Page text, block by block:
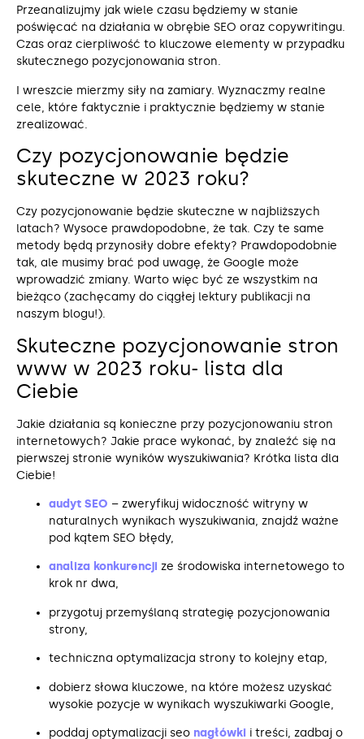
Przeanalizujmy jak wiele czasu będziemy w stanie
poświęcać na działania w obrębie SEO oraz copywritingu.
Czas oraz cierpliwość to kluczowe elementy w przypadku
skutecznego pozycjonowania stron.
I wreszcie mierzmy siły na zamiary. Wyznaczmy realne
cele, które faktycznie i praktycznie będziemy w stanie
zrealizować.
Czy pozycjonowanie będzie
skuteczne w 2023 roku?
Czy pozycjonowanie będzie skuteczne w najbliższych
latach? Wysoce prawdopodobne, że tak. Czy te same
metody będą przynosiły dobre efekty? Prawdopodobnie
tak, ale musimy brać pod uwagę, że Google może
wprowadzić zmiany. Warto więc być ze wszystkim na
bieżąco (zachęcamy do ciągłej lektury publikacji na
naszym blogu!).
Skuteczne pozycjonowanie stron
www w 2023 roku- lista dla
Ciebie
Jakie działania są konieczne przy pozycjonowaniu stron
internetowych? Jakie prace wykonać, by znaleźć się na
pierwszej stronie wyników wyszukiwania? Krótka lista dla
Ciebie!
audyt SEO – zweryfikuj widoczność witryny w
naturalnych wynikach wyszukiwania, znajdź ważne
pod kątem SEO błędy,
analiza konkurencji ze środowiska internetowego to
krok nr dwa,
przygotuj przemyślaną strategię pozycjonowania
strony,
techniczna optymalizacja strony to kolejny etap,
dobierz słowa kluczowe, na które możesz uzyskać
wysokie pozycje w wynikach wyszukiwarki Google,
poddaj optymalizacji seo nagłówki i treści, zadbaj o